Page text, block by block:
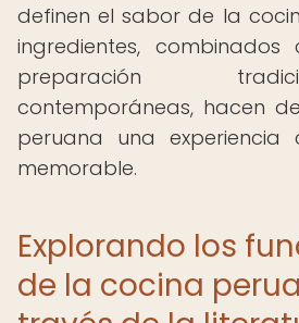
definen el sabor de la
ingredientes,
preparación
contemporáneas, hacen
peruana una experiencia
memorable.
Explorando los
de la cocina